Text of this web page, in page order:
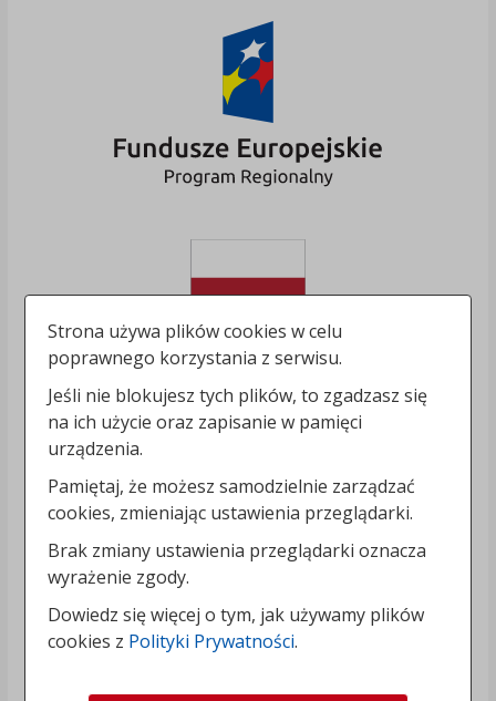
Strona używa plików cookies w celu
poprawnego korzystania z serwisu.
Jeśli nie blokujesz tych plików, to zgadzasz się
na ich użycie oraz zapisanie w pamięci
urządzenia.
Pamiętaj, że możesz samodzielnie zarządzać
cookies, zmieniając ustawienia przeglądarki.
Brak zmiany ustawienia przeglądarki oznacza
wyrażenie zgody.
Dowiedz się więcej o tym, jak używamy plików
cookies z Polityki Prywatności.